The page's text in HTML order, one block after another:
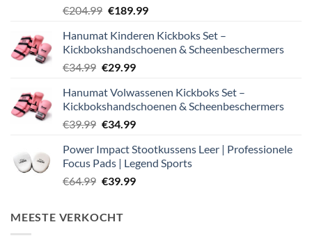
€204.99 Oorspronkelijke
was:
€204.99.
€189.99Huidige
is:
€189.99.
Hanumat Kinderen Kickboks Set –
Kickbokshandschoenen & Scheenbeschermers
€34.99 Oorspronkelijke
was:
€34.99.
€29.99Huidige
is:
€29.99.
Hanumat Volwassenen Kickboks Set –
Kickbokshandschoenen & Scheenbeschermers
€39.99 Oorspronkelijke
was:
€39.99.
€34.99Huidige
is:
€34.99.
Power Impact Stootkussens Leer | Professionele
Focus Pads | Legend Sports
€64.99 Oorspronkelijke
€64.99.
€39.99Huidige
MEESTE VERKOCHT